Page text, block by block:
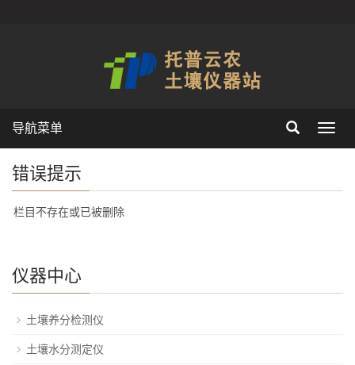
导航菜单
错误提示
栏目不存在或已被删除
仪器中心
土壤养分检测仪
土壤水分测定仪